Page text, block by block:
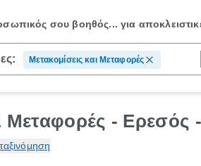
σου βοηθός...για
Μετακομίσεις και Μεταφορές
Μεταφορές - Ερεσός